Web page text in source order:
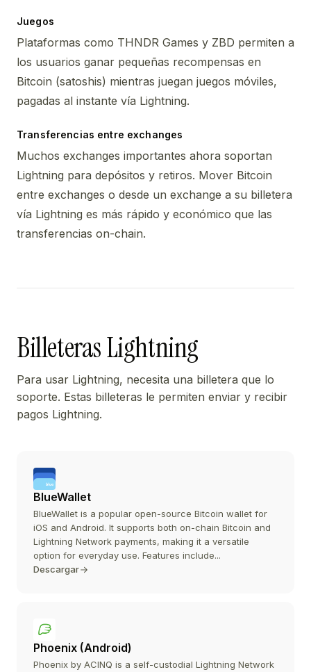
Juegos
Plataformas como THNDR Games y ZBD permiten a
los usuarios ganar pequeñas recompensas en
Bitcoin (satoshis) mientras juegan juegos móviles,
pagadas al instante vía Lightning.
Transferencias entre exchanges
Muchos exchanges importantes ahora soportan
Lightning para depósitos y retiros. Mover Bitcoin
entre exchanges o desde un exchange a su billetera
vía Lightning es más rápido y económico que las
transferencias on-chain.
Billeteras Lightning
Para usar Lightning, necesita una billetera que lo
soporte. Estas billeteras le permiten enviar y recibir
pagos Lightning.
BlueWallet
BlueWallet is a popular open-source Bitcoin wallet for
iOS and Android. It supports both on-chain Bitcoin and
Lightning Network payments, making it a versatile
option for everyday use. Features include...
Descargar
Phoenix (Android)
Phoenix by ACINQ is a self-custodial Lightning Network